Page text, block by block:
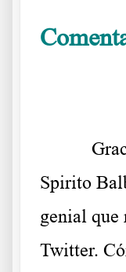
Spirito
genial que
Twitter.